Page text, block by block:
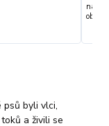
psů byli vlci,
a živili se